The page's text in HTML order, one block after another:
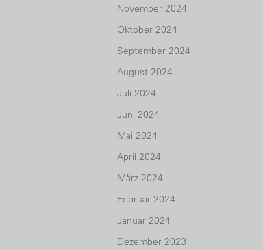
November 2024
Oktober 2024
September 2024
August 2024
Juli 2024
Juni 2024
Mai 2024
April 2024
März 2024
Februar 2024
Januar 2024
Dezember 2023